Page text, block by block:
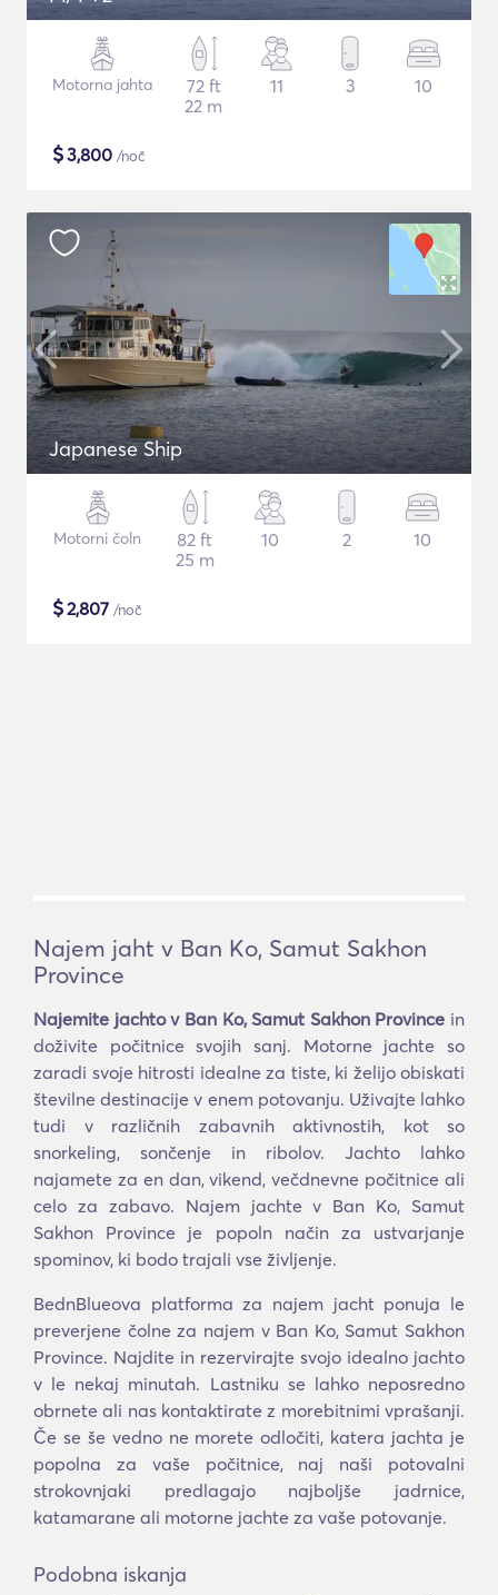
Motorna jahta
72 ft
22 m
11 3 10
$3,800 /noč
Japanese Ship
Motorni čoln
82 ft
25 m
10 2 10
$2,807 /noč
Najem jaht v Ban Ko, Samut Sakhon
Province
Najemite jachto v Ban Ko, Samut Sakhon Province in
doživite počitnice svojih sanj. Motorne jachte so
zaradi svoje hitrosti idealne za tiste, ki želijo obiskati
številne destinacije v enem potovanju. Uživajte lahko
tudi v različnih zabavnih aktivnostih, kot so
snorkeling, sončenje in ribolov. Jachto lahko
najamete za en dan, vikend, večdnevne počitnice ali
celo za zabavo. Najem jachte v Ban Ko, Samut
Sakhon Province je popoln način za ustvarjanje
spominov, ki bodo trajali vse življenje.
BednBlueova platforma za najem jacht ponuja le
preverjene čolne za najem v Ban Ko, Samut Sakhon
Province. Najdite in rezervirajte svojo idealno jachto
v le nekaj minutah. Lastniku se lahko neposredno
obrnete ali nas kontaktirate z morebitnimi vprašanji.
Če se še vedno ne morete odločiti, katera jachta je
popolna za vaše počitnice, naj naši potovalni
strokovnjaki predlagajo najboljše jadrnice,
katamarane ali motorne jachte za vaše potovanje.
Podobna iskanja